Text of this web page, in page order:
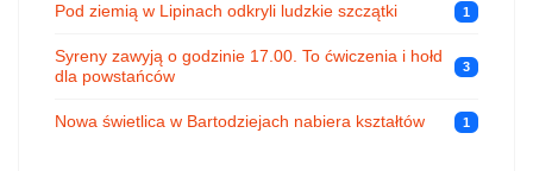
Pod ziemią w Lipinach odkryli ludzkie szczątki 1
Syreny zawyją o godzinie 17.00. To ćwiczenia i hołd
dla powstańców
3
Nowa świetlica w Bartodziejach nabiera kształtów 1